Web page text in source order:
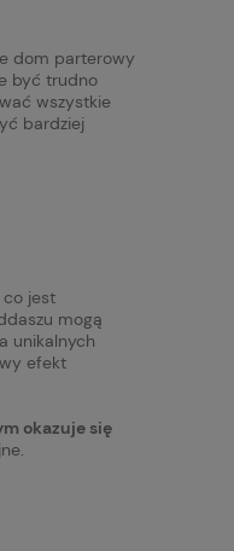
dom parterowy
być trudno
wszystkie
bardziej
co jest
mogą
unikalnych
efekt
okazuje się